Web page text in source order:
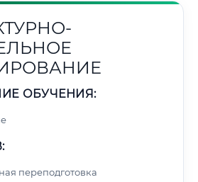
ОБУЧЕНИЯ:
переподготовка